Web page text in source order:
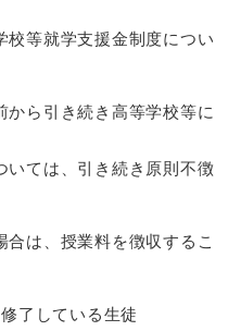
等就学支援金制度につい
から引き続き高等学校等に
ては、引き続き原則不徴
は、授業料を徴収するこ
了している生徒